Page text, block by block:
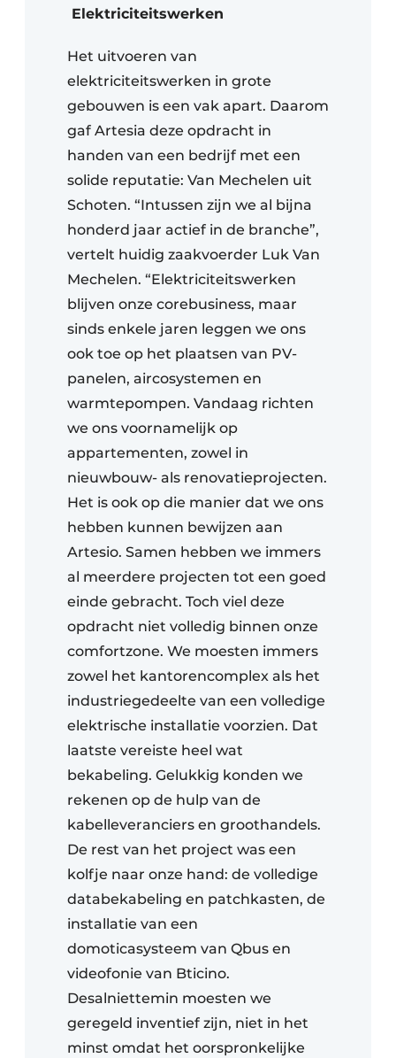
Elektriciteitswerken
Het uitvoeren van
elektriciteitswerken in grote
gebouwen is een vak apart. Daarom
gaf Artesia deze opdracht in
handen van een bedrijf met een
solide reputatie: Van Mechelen uit
Schoten. “Intussen zijn we al bijna
honderd jaar actief in de branche”,
vertelt huidig zaakvoerder Luk Van
Mechelen. “Elektriciteitswerken
blijven onze corebusiness, maar
sinds enkele jaren leggen we ons
ook toe op het plaatsen van PV-
panelen, aircosystemen en
warmtepompen. Vandaag richten
we ons voornamelijk op
appartementen, zowel in
nieuwbouw- als renovatieprojecten.
Het is ook op die manier dat we ons
hebben kunnen bewijzen aan
Artesio. Samen hebben we immers
al meerdere projecten tot een goed
einde gebracht. Toch viel deze
opdracht niet volledig binnen onze
comfortzone. We moesten immers
zowel het kantorencomplex als het
industriegedeelte van een volledige
elektrische installatie voorzien. Dat
laatste vereiste heel wat
bekabeling. Gelukkig konden we
rekenen op de hulp van de
kabelleveranciers en groothandels.
De rest van het project was een
kolfje naar onze hand: de volledige
databekabeling en patchkasten, de
installatie van een
domoticasysteem van Qbus en
videofonie van Bticino.
Desalniettemin moesten we
geregeld inventief zijn, niet in het
minst omdat het oorspronkelijke